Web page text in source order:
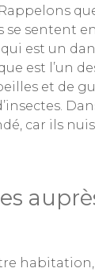
Rappelons
se sentent
est un
est l’un
et de
car ils
habitation,